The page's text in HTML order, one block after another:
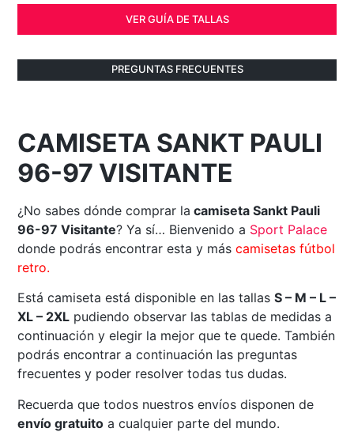
VER GUÍA DE TALLAS
PREGUNTAS FRECUENTES
CAMISETA SANKT PAULI
96-97 VISITANTE
¿No sabes dónde comprar la camiseta Sankt Pauli
96-97 Visitante? Ya sí… Bienvenido a Sport Palace
donde podrás encontrar esta y máscamisetas fútbol
retro.
Está camiseta está disponible en las tallasS – M – L –
XL – 2XL pudiendo observar las tablas de medidas a
continuación y elegir la mejor que te quede. También
podrás encontrar a continuación las preguntas
frecuentes y poder resolver todas tus dudas.
Recuerda que todos nuestros envíos disponen de
envío gratuito a cualquier parte del mundo.